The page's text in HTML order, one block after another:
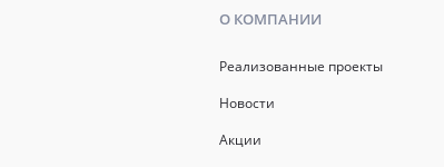
О КОМПАНИИ
Реализованные проекты
Новости
Акции